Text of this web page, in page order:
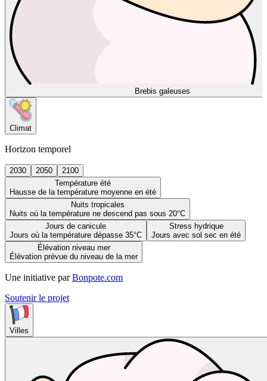
Brebis galeuses
Climat
Horizon temporel
2030 2050
2100
Température été
Hausse de la température moyenne en été
Nuits tropicales
Nuits où la température ne descend pas sous 20°C
Jours de canicule
Jours où la température dépasse 35°C
Stress hydrique
Jours avec sol sec en été
Élévation niveau mer
Élévation prévue du niveau de la mer
Une initiative par Bonpote.com
Soutenir le projet
Villes